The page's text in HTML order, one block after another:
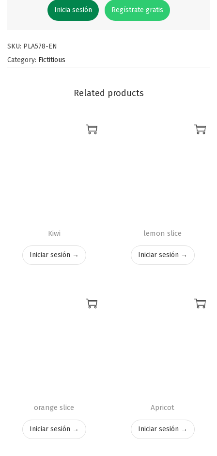
Inicia sesión Regístrate gratis
SKU: PLA578-EN
Category: Fictitious
Related products
Kiwi
Iniciar sesión →
lemon slice
Iniciar sesión →
orange slice
Iniciar sesión →
Apricot
Iniciar sesión →